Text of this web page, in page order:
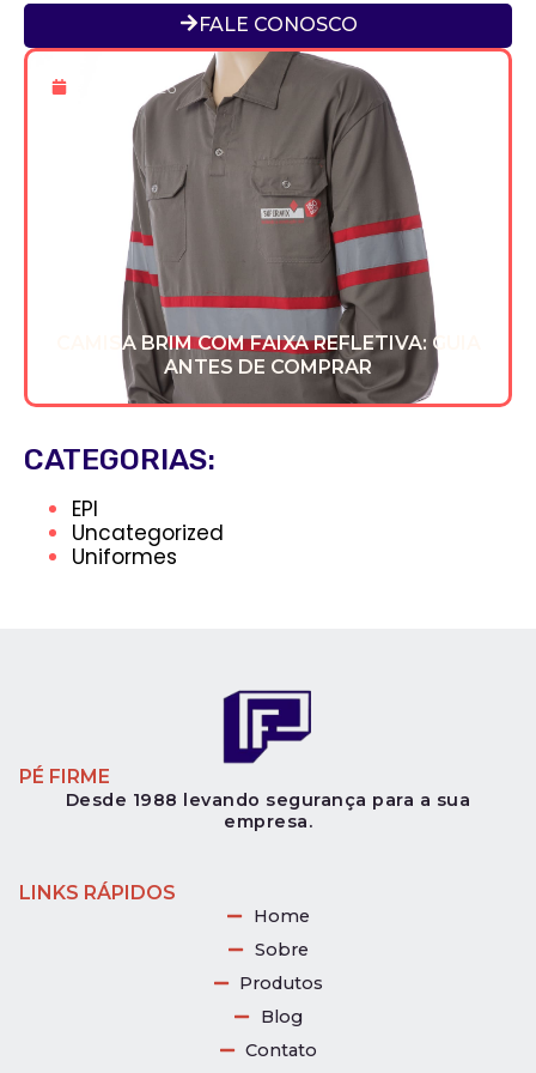
FALE CONOSCO
8 De Jul 2026
CAMISA BRIM COM FAIXA REFLETIVA: GUIA
ANTES DE COMPRAR
CATEGORIAS:
EPI
Uncategorized
Uniformes
PÉ FIRME
Desde 1988 levando segurança para a sua
empresa.
LINKS RÁPIDOS
Home
Sobre
Produtos
Blog
Contato